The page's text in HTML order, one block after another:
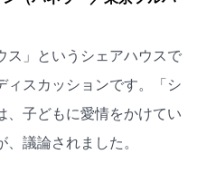
ス」というシェアハウスで
ィスカッションです。「シ
、子どもに愛情をかけてい
議論されました。